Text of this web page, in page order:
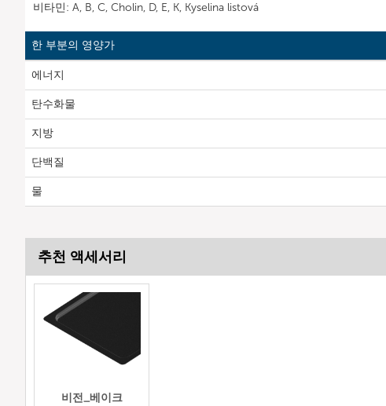
비타민: A, B, C, Cholin, D, E, K, Kyselina listová
한 부분의 영양가
에너지
탄수화물
지방
단백질
물
추천 액세서리
비전_베이크